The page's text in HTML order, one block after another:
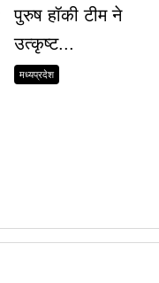
पुरुष हॉकी टीम ने
उत्कृष्ट...
मध्यप्रदेश